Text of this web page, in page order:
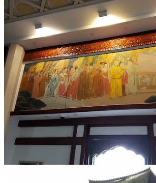
Compartir
Anterior
Siguiente
Discusión sobre este post